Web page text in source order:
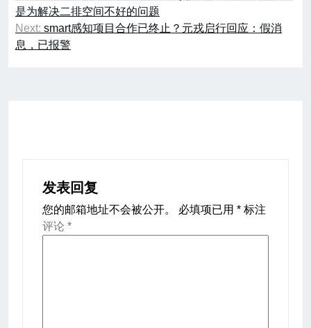
章
导
是为解决二排空间不好的问题
Next: smart感知项目合作已终止？元戎启行回应：假消
息，已报警
发表回复
您的邮箱地址不会被公开。 必填项已用 * 标注
评论 *